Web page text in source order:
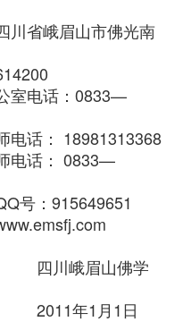
山市佛光南
：0833—
18981313368
0833—
山佛学
月1日